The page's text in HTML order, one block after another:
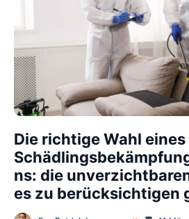
Die richtige Wahl eines
ns: die
es zu berücksichtigen